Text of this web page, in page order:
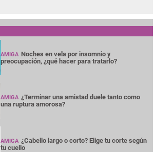
AMIGA Noches en vela por insomnio y
preocupación, ¿qué hacer para tratarlo?
AMIGA ¿Terminar una amistad duele tanto como
una ruptura amorosa?
AMIGA ¿Cabello largo o corto? Elige tu corte según
tu cuello